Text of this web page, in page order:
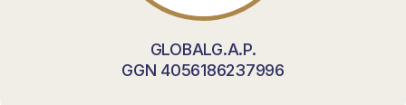
GLOBALG.A.P.
GGN 4056186237996